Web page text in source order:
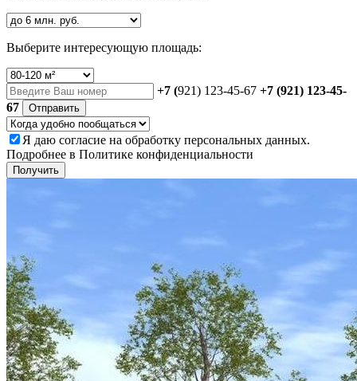
Выберите интересующую площадь:
+7 (921) 123-45-67 +7 (921) 123-45-
67
Отправить
Я даю согласие на обработку персональных данных.
Подробнее в Политике конфиденциальности
Получить